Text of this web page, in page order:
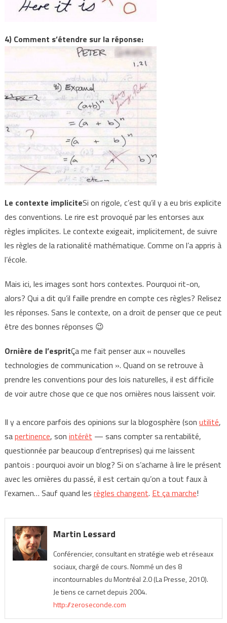
4) Comment s’étendre sur la réponse:
Le contexte impliciteSi on rigole, c’est qu’il y a eu bris explicite
des conventions. Le rire est provoqué par les entorses aux
règles implicites. Le contexte exigeait, implicitement, de suivre
les règles de la rationalité mathématique. Comme on l’a appris à
l’école.
Mais ici, les images sont hors contextes. Pourquoi rit-on,
alors? Qui a dit qu’il faille prendre en compte ces règles? Relisez
les réponses. Sans le contexte, on a droit de penser que ce peut
être des bonnes réponses 😉
Ornière de l’espritÇa me fait penser aux « nouvelles
technologies de communication ». Quand on se retrouve à
prendre les conventions pour des lois naturelles, il est difficile
de voir autre chose que ce que nos ornières nous laissent voir.
Il y a encore parfois des opinions sur la blogosphère (son utilité,
sapertinence, son intérêt — sans compter sa rentabilité,
questionnée par beaucoup d’entreprises) qui me laissent
pantois : pourquoi avoir un blog? Si on s’acharne à lire le présent
avec les ornières du passé, il est certain qu’on a tout faux à
l’examen… Sauf quand les règles changent. Et ça marche!
Martin Lessard
Conférencier, consultant en stratégie web et réseaux
sociaux, chargé de cours. Nommé un des 8
incontournables du Montréal 2.0 (La Presse, 2010).
Je tiens ce carnet depuis 2004.
http://zeroseconde.com